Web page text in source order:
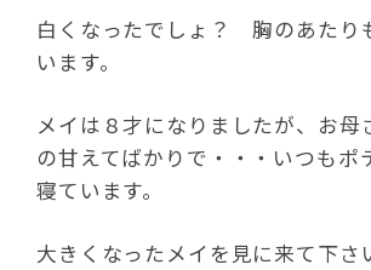
白くなったでしょ？ 胸のあたり
います。
メイは８才になりましたが、お母
の甘えてばかりで・・・いつもポ
寝ています。
大きくなったメイを見に来て下さ